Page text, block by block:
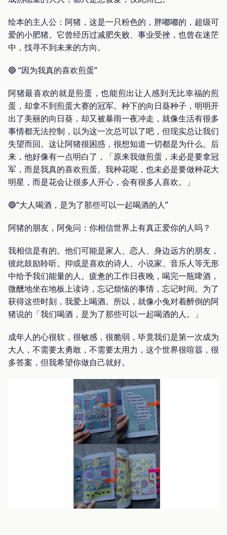
绘本的主人公：阿猪，这是一只粉色的，胖嘟嘟的，超级可
爱的小肥猪。它曾经历过减肥失败、事业受挫，也曾在迷茫
中，找寻不到未来的方向。
🔵 “因为我真的喜欢煎蛋”
阿猪最喜欢的就是煎蛋，也能煎出让人感到无比幸福的煎
蛋，却拿不到煎蛋大赛的冠军。种下的向日葵种子，明明开
出了美丽的向日葵，却又被暴雨一夜冲走，就像生活有很多
事情都无法控制，以为这一次总可以了吧，但现实总让我们
失望而回。这让阿猪很困惑，很想知道一切都是为什么。后
来，他好像有一点明白了，「原来我做煎蛋，未必是要拿冠
军，而是我真的喜欢煎蛋。我种花呢，也未必是要做种花大
明星，而是花会让很多人开心，会有很多人喜欢。」
🔵“大人喝酒，是为了那些可以一起喝酒的人”
阿猪的朋友，阿兔问：你相信世界上有真正爱你的人吗？
我相信是有的。他们可能是家人、恋人、身边远方的朋友，
彼此鼓励聆听。抑或是喜欢的诗人、小说家、音乐人等无形
中给予我们能量的人。疲惫的工作日夜晚，喝完一瓶啤酒，
微醺地坐在地板上读诗，忘记烦恼的事情，忘记时间。为了
获得这些时刻，我爱上喝酒。所以，就像小兔对着醉倒的阿
猪说的「我们喝酒，是为了那些可以一起喝酒的人。」
成年人的心很软，很敏感，很脆弱，毕竟我们是第一次成为
大人，不需要太勇敢，不需要太用力，这个世界很喧嚣，很
多答案，但我希望你做自己就好。